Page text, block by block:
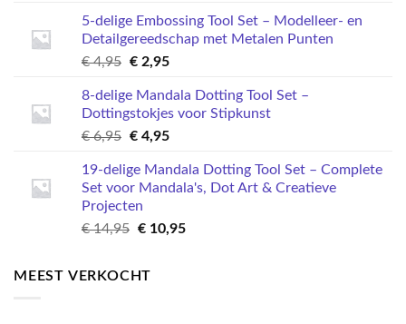
was:
€ 3,95.
is:
€ 1,49.
5-delige Embossing Tool Set – Modelleer- en
Detailgereedschap met Metalen Punten
€4,95 Oorspronkelijke
was:
€ 4,95.
€2,95Huidige
is:
€ 2,95.
8-delige Mandala Dotting Tool Set –
Dottingstokjes voor Stipkunst
€6,95 Oorspronkelijke
was:
€ 6,95.
€4,95Huidige
is:
€ 4,95.
19-delige Mandala Dotting Tool Set – Complete
Set voor Mandala's, Dot Art & Creatieve
Projecten
€14,95 Oorspronkelijke
€ 14,95.
€10,95Huidige
MEEST VERKOCHT